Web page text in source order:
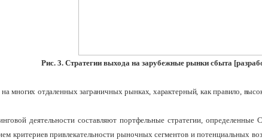
Рис. 3. Стратегии выхода на зарубежные рынки сбыта
многих отдаленных заграничных рынках, характерный, как правило,
деятельности составляют портфельные стратегии,
критериев привлекательности рыночных сегментов и потенциальных